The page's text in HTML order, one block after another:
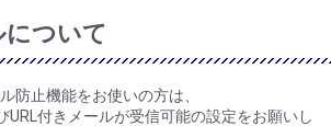
について
防止機能をお使いの方は、
付きメールが受信可能の設定をお願いし